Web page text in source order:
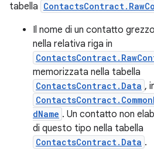
tabella
Il nome di un contatto
nella relativa riga in
memorizzata nella tabella
ContactsContract.Data ,
dName . Un contatto non
di questo tipo nella tabella
ContactsContract.Data .